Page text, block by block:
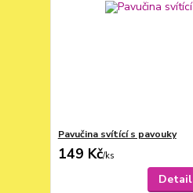
Pavučina svítící s pavouky
149 Kč/ks
Detail